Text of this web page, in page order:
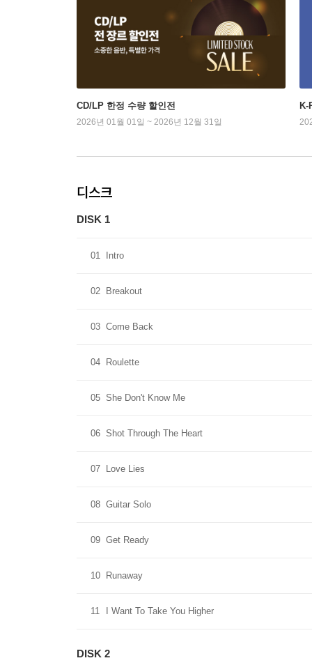
CD/LP 한정 수량 할인전
2026년 01월 01일 ~ 2026년 12월 31일
K-
디스크
DISK 1
01 Intro
02 Breakout
03 Come Back
04 Roulette
05 She Don't Know Me
06 Shot Through The Heart
07 Love Lies
08 Guitar Solo
09 Get Ready
10 Runaway
11 I Want To Take You Higher
DISK 2